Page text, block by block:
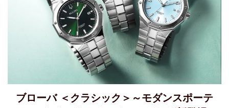
ブローバ ＜クラシック＞～モダンスポーテ